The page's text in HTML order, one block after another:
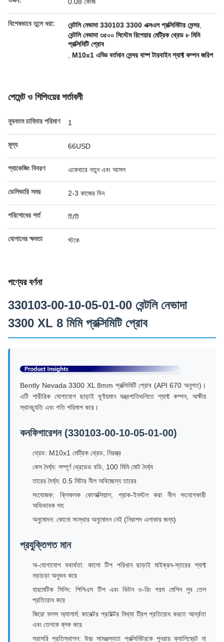
বিশেষভাবে তুলে ধরা: বেন্টলি নেভাদা 330103 3300 এক্সএল প্রক্সিমিটার সেন্সর
বেন্টলি নেভাদা ৩৫০০ সিস্টেম রিপেয়ার মেট্রিক থ্রেড ৮ মিমি
প্রক্সিমিটি প্রোব
M10x1 এড্ডি বর্তমান সেন্সর বাষ্প টারবাইন শ্যাফ্ট কম্পন জরিপ
পেমেন্ট ও শিপিংয়ের শর্তাবলী
ন্যূনতম চাহিদার পরিমাণ 1
মূল্য 66USD
প্যাকেজিং বিবরণ একেবারে নতুন এবং আসল
ডেলিভারি সময় 2-3 কাজের দিন
পরিশোধের শর্ত টি/টি
যোগানের ক্ষমতা স্টকে
পণ্যের বর্ণনা
330103-00-10-05-01-00 বেন্টলি নেভাদা
3300 XL 8 মিমি প্রক্সিমিটি প্রোব
Bently Nevada 3300 XL 8mm প্রক্সিমিটি প্রোব (API 670 অনুগত)।
এটি শারীরিক যোগাযোগ ছাড়াই ঘূর্ণায়মান যন্ত্রপাতিগুলিতে শ্যাফ্ট কম্পন, অক্ষীয়
স্থানচ্যুতি এবং গতি পরিমাপ করে।
কনফিগারেশন (330103-00-10-05-01-00)
থ্রেড: M10x1 মেট্রিক থ্রেড, নিরস্ত্র
কেস দৈর্ঘ্য: সম্পূর্ণ থ্রেডেড বডি, 100 মিমি মোট দৈর্ঘ্য
তারের দৈর্ঘ্য: 0.5 মিটার নীল অবিচ্ছেদ্য তারের
সংযোজক: ক্লিকলক কোঅক্সিয়াল, প্রাক-ইনস্টল করা নীল সংযোগকারী
অভিভাবক সহ
অনুমোদন: কোনো সংস্থার অনুমোদন নেই (নিরাপদ এলাকার জন্য)
প্রযুক্তিগত মান
অ-যোগাযোগ যথার্থতা: কালো টিপ পরিধান ছাড়াই মাইক্রন-স্তরের শ্যাফ্ট
নড়াচড়া অনুভব করে
হারমেটিক সিলিং: পিপিএস টিপ এবং ভিটন ও-রিং গরম মেশিন লুব তেল
প্রতিরোধ করে
জিরো ফলস অ্যালার্ম: কানেক্টর প্রটেক্টর মিথ্যা ট্রিপ প্রতিরোধ করতে আর্দ্রতা
এবং তেলকে ব্লক করে
সরাসরি প্রতিস্থাপন: উচ্চ সামঞ্জস্যতা প্রক্সিমিটরকে পুনরায় ক্যালিব্রেট না